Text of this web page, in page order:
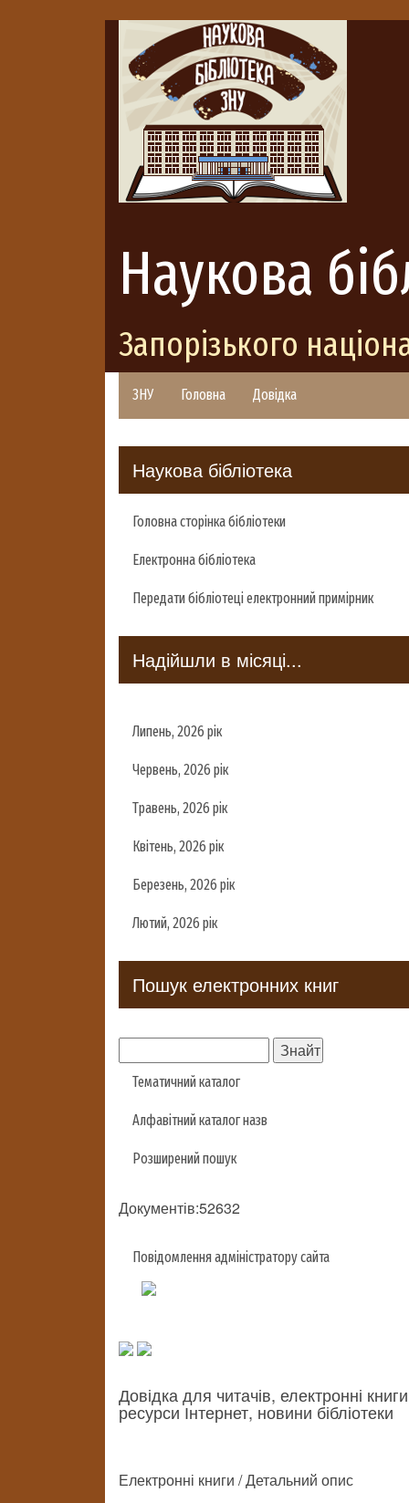
Наукова
Запорізького
ЗНУ Головна Довідка
Наукова бібліотека
Головна сторінка бібліотеки
Електронна бібліотека
Передати бібліотеці електронний примірник
Надійшли в місяці...
Липень, 2026 рік
Червень, 2026 рік
Травень, 2026 рік
Квітень, 2026 рік
Березень, 2026 рік
Лютий, 2026 рік
Пошук електронних книг
Тематичний каталог
Алфавітний каталог назв
Розширений пошук
Документів:52632
Повідомлення адміністратору сайта
Довідка для читачів, електронні
ресурси Інтернет, новини бібліотеки
Електронні книги / Детальний опис